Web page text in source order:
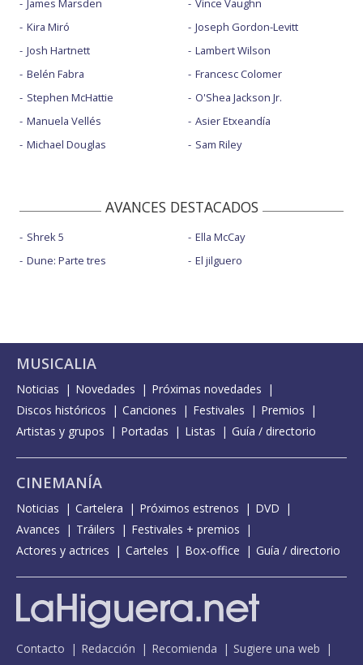
James Marsden
Kira Miró
Josh Hartnett
Belén Fabra
Stephen McHattie
Manuela Vellés
Michael Douglas
Vince Vaughn
Joseph Gordon-Levitt
Lambert Wilson
Francesc Colomer
O'Shea Jackson Jr.
Asier Etxeandía
Sam Riley
AVANCES DESTACADOS
Shrek 5
Dune: Parte tres
Ella McCay
El jilguero
MUSICALIA
Noticias Novedades
Próximas novedades
Discos históricos
Canciones Festivales
Premios
Artistas y grupos
Portadas Listas Guía / directorio
CINEMANÍA
Noticias Cartelera Próximos estrenos
DVD
Avances
Tráilers
Festivales + premios
Actores y actrices
Carteles Box-office Guía / directorio
Contacto Redacción Recomienda
Sugiere una web